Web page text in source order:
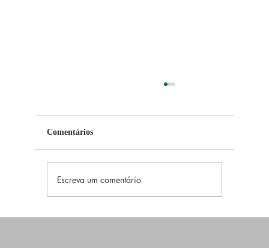
Comentários
Escreva um comentário